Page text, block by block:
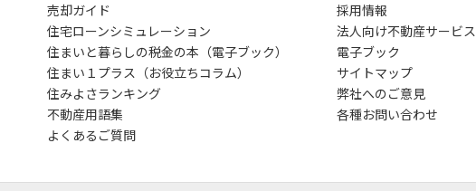
売却ガイド
住宅ローンシミュレーション
住まいと暮らしの税金の本（電子ブック）
住まい１プラス（お役立ちコラム）
住みよさランキング
不動産用語集
よくあるご質問
採用情報
法人向け不動産サービス
電子ブック
サイトマップ
弊社へのご意見
各種お問い合わせ